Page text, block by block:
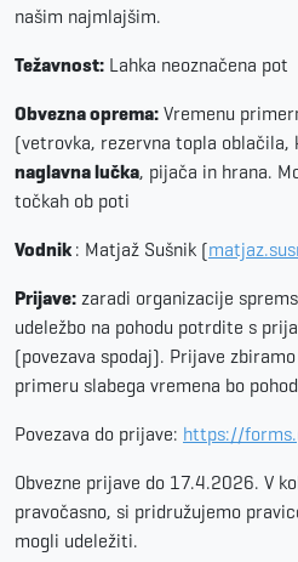
našim najmlajšim.
Težavnost: Lahka neoznačena pot
Obvezna oprema: Vremenu
(vetrovka, rezervna topla oblačila,
naglavna lučka, pijača in hrana.
točkah ob poti
Vodnik : Matjaž Sušnik (
Prijave: zaradi organizacije
udeležbo na pohodu potrdite s
(povezava spodaj). Prijave
primeru slabega vremena bo
Povezava do prijave: https://
Obvezne prijave do 17.4.2026. V
pravočasno, si pridružujemo
mogli udeležiti.